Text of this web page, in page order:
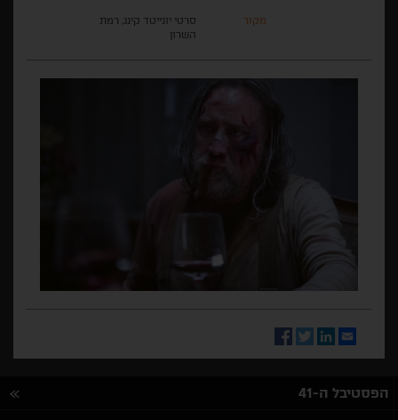
מקור
סרטי יונייטד קינג, רמת
השרון
Email
LinkedIn
Twitter
Facebook
הפסטיבל ה-41